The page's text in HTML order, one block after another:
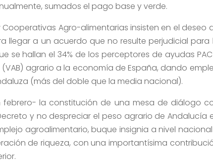
sumados el pago base y verde.
Cooperativas Agro-alimentarias insisten en el deseo
llegar a un acuerdo que no resulte perjudicial para
se hallan el 34% de los perceptores de ayudas
agrario a la economía de España, dando
(más del doble que la media nacional).
la constitución de una mesa de diálogo
y no despreciar el peso agrario de Andalucía
agroalimentario, buque insignia a nivel
de riqueza, con una importantísima